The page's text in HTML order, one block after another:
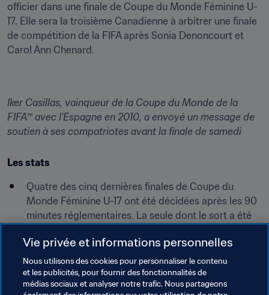
officier dans une finale de Coupe du Monde Féminine U-
17. Elle sera la troisième Canadienne à arbitrer une finale
de compétition de la FIFA après Sonia Denoncourt et
Carol Ann Chenard.
Iker Casillas, vainqueur de la Coupe du Monde de la
FIFA™ avec l'Espagne en 2010, a envoyé un message de
soutien à ses compatriotes avant la finale de samedi
Les stats
Quatre des cinq dernières finales de Coupe du
Monde Féminine U-17 ont été décidées après les 90
minutes réglementaires. La seule dont le sort a été
sur l'Espagne en 2014.
L'Espagne et le Mexique se sont rencontrés lors de
la dernière Coupe du Monde Féminine U-17
organisée en Jordanie en 2016. En phase de groupes
Vie privée et informations personnelles
Nous utilisons des cookies pour personnaliser le contenu
et les publicités, pour fournir des fonctionnalités de
médias sociaux et analyser notre trafic. Nous partageons